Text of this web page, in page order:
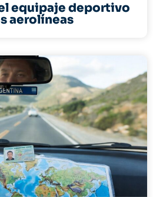
equipaje deportivo
aerolíneas